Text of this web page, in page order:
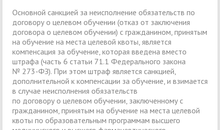
Основной санкцией за неисполнение обязательств по
договору о целевом обучении (отказ от заключения
договора о целевом обучении) с гражданином, принятым
на обучение на места целевой квоты, является
компенсация за обучение, которая введена вместо
штрафа (часть 6 статьи 71.1 Федерального закона
№ 273-ФЗ). При этом штраф является санкцией,
дополнительной к компенсации за обучение, и взимается
в случае неисполнения обязательств
по договору о целевом обучении, заключенному с
гражданином, принятым на обучение на места целевой
квоты по образовательным программам высшего